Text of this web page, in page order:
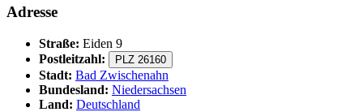
Adresse
Straße: Eiden 9
Postleitzahl:
PLZ 26160
Stadt: Bad Zwischenahn
Bundesland: Niedersachsen
Land: Deutschland